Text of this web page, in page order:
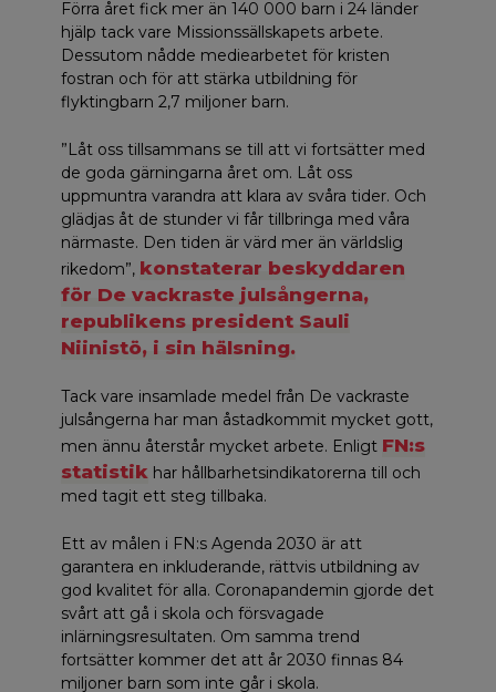
Förra året fick mer än 140 000 barn i 24 länder
hjälp tack vare Missionssällskapets arbete.
Dessutom nådde mediearbetet för kristen
fostran och för att stärka utbildning för
flyktingbarn 2,7 miljoner barn.
”Låt oss tillsammans se till att vi fortsätter med
de goda gärningarna året om. Låt oss
uppmuntra varandra att klara av svåra tider. Och
glädjas åt de stunder vi får tillbringa med våra
närmaste. Den tiden är värd mer än världslig
rikedom”, konstaterar beskyddaren
för De vackraste julsångerna,
republikens president Sauli
Niinistö, i sin hälsning.
Tack vare insamlade medel från De vackraste
julsångerna har man åstadkommit mycket gott,
men ännu återstår mycket arbete. Enligt FN:s
statistik har hållbarhetsindikatorerna till och
med tagit ett steg tillbaka.
Ett av målen i FN:s Agenda 2030 är att
garantera en inkluderande, rättvis utbildning av
god kvalitet för alla. Coronapandemin gjorde det
svårt att gå i skola och försvagade
inlärningsresultaten. Om samma trend
fortsätter kommer det att år 2030 finnas 84
miljoner barn som inte går i skola.